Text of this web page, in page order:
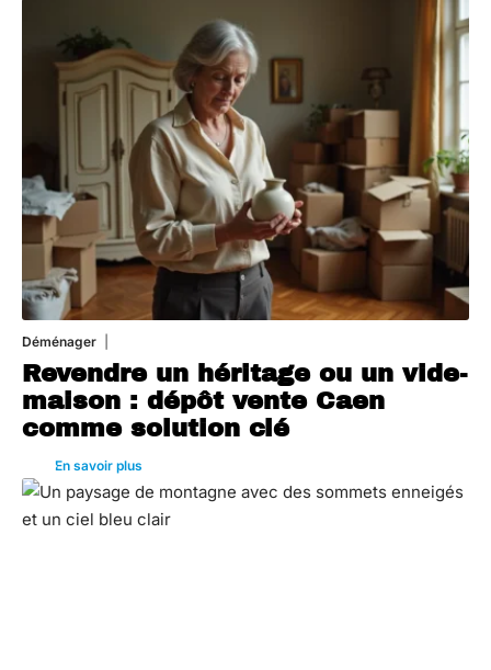
Déménager
Revendre un héritage ou un vide-
maison : dépôt vente Caen
comme solution clé
En savoir plus